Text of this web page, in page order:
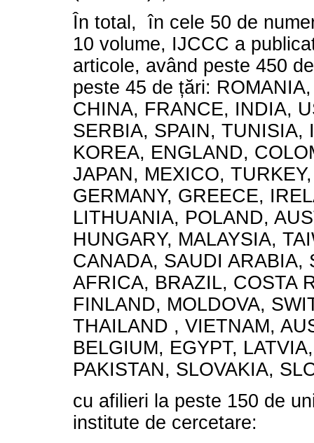
În total, în cele 50 de
10 volume, IJCCC a
articole, având peste 450
peste 45 de țări:
CHINA, FRANCE, INDIA,
SERBIA, SPAIN, TUNISIA,
KOREA, ENGLAND,
JAPAN, MEXICO,
GERMANY, GREECE,
LITHUANIA, POLAND,
HUNGARY, MALAYSIA,
CANADA, SAUDI ARABIA,
AFRICA, BRAZIL, COSTA
FINLAND, MOLDOVA,
THAILAND , VIETNAM,
BELGIUM, EGYPT,
PAKISTAN, SLOVAKIA,
cu afilieri la peste 150 de
institute de cercetare: